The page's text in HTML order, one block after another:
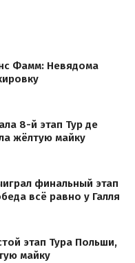
Фамм: Невядома
8-й этап Тур де
жёлтую майку
финальный этап
всё равно у Галля
этап Тура Польши,
майку